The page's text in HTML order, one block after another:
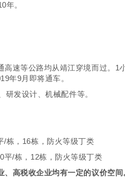
年。
高速等公路均从靖江穿境而过。
年9月即将通车。
研发设计、机械配件等。
/栋，16栋，防火等级丁类
平/栋，12栋，防火等级丁类
高税收企业均有一定的议价空间